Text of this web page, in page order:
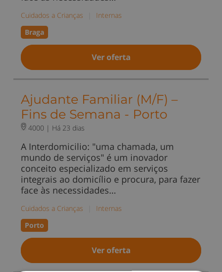
Cuidados a Crianças
Internas
Braga
Ver oferta
Ajudante Familiar (M/F) –
Fins de Semana - Porto
4000 | Há 23 dias
A Interdomicilio: "uma chamada, um
mundo de serviços" é um inovador
conceito especializado em serviços
integrais ao domicílio e procura, para fazer
face às necessidades…
Cuidados a Crianças
Internas
Porto
Ver oferta